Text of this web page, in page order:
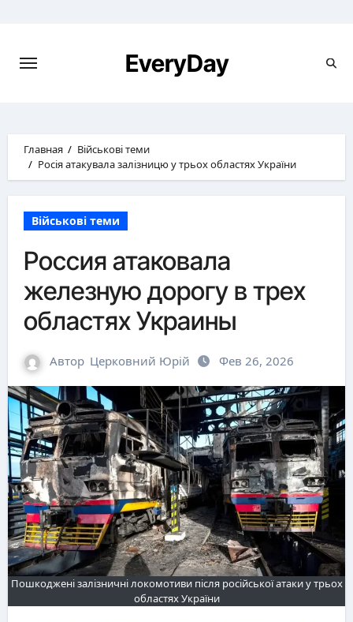
EveryDay
Главная
Військові теми
Росія атакувала залізницю у трьох областях України
Військові теми
Россия атаковала
железную дорогу в трех
областях Украины
Автор Церковний Юрій Фев 26, 2026
Пошкоджені залізничні локомотиви після російської атаки у трьох
областях України